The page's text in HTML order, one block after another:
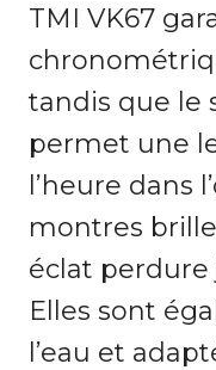
TMI VK67
tandis que le
permet une
l’heure dans
montres
éclat perdure
Elles sont
l’eau et